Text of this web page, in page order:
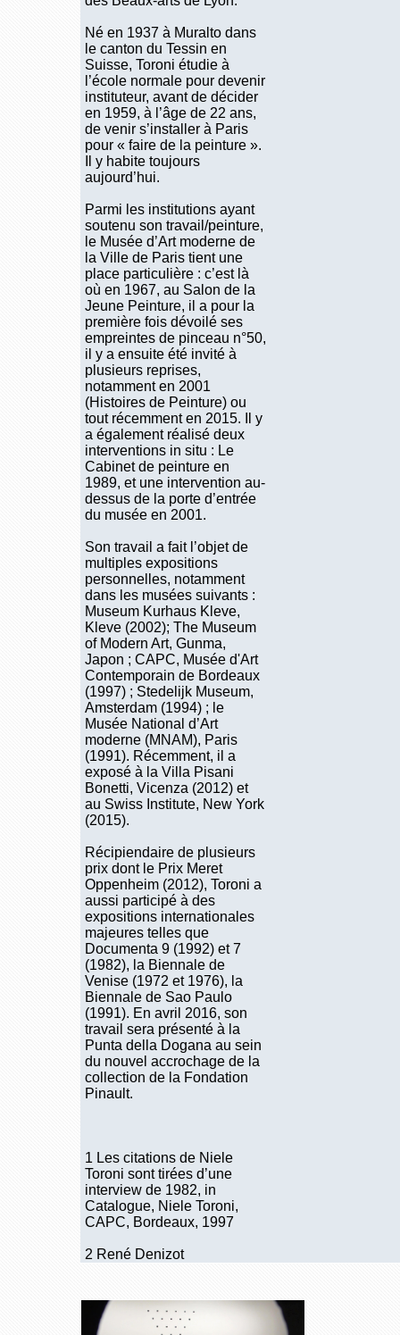
Né en 1937 à Muralto dans
le canton du Tessin en
Suisse, Toroni étudie à
l’école normale pour devenir
instituteur, avant de décider
en 1959, à l’âge de 22 ans,
de venir s’installer à Paris
pour « faire de la peinture ».
Il y habite toujours
aujourd’hui.
Parmi les institutions ayant
soutenu son travail/peinture,
le Musée d’Art moderne de
la Ville de Paris tient une
place particulière : c’est là
où en 1967, au Salon de la
Jeune Peinture, il a pour la
première fois dévoilé ses
empreintes de pinceau n°50,
il y a ensuite été invité à
plusieurs reprises,
notamment en 2001
(Histoires de Peinture) ou
tout récemment en 2015. Il y
a également réalisé deux
interventions in situ : Le
Cabinet de peinture en
1989, et une intervention au-
dessus de la porte d’entrée
du musée en 2001.
Son travail a fait l’objet de
multiples expositions
personnelles, notamment
dans les musées suivants :
Museum Kurhaus Kleve,
Kleve (2002); The Museum
of Modern Art, Gunma,
Japon ; CAPC, Musée d'Art
Contemporain de Bordeaux
(1997) ; Stedelijk Museum,
Amsterdam (1994) ; le
Musée National d’Art
moderne (MNAM), Paris
(1991). Récemment, il a
exposé à la Villa Pisani
Bonetti, Vicenza (2012) et
au Swiss Institute, New York
(2015).
Récipiendaire de plusieurs
prix dont le Prix Meret
Oppenheim (2012), Toroni a
aussi participé à des
expositions internationales
majeures telles que
Documenta 9 (1992) et 7
(1982), la Biennale de
Venise (1972 et 1976), la
Biennale de Sao Paulo
(1991). En avril 2016, son
travail sera présenté à la
Punta della Dogana au sein
du nouvel accrochage de la
collection de la Fondation
Pinault.
1 Les citations de Niele
Toroni sont tirées d’une
interview de 1982, in
Catalogue, Niele Toroni,
CAPC, Bordeaux, 1997
2 René Denizot